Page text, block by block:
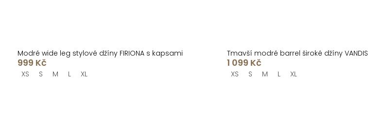
Modré wide leg stylové džíny FIRIONA s kapsami
999 Kč
XS S M L XL
Tmavší modré barrel široké džíny VANDIS
1 099 Kč
XS S M L XL